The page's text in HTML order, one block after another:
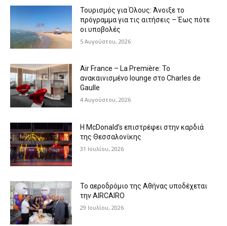
Τουρισμός για Όλους: Άνοιξε το
πρόγραμμα για τις αιτήσεις – Έως πότε
οι υποβολές
5 Αυγούστου, 2026
Air France – La Première: Το
ανακαινισμένο lounge στο Charles de
Gaulle
4 Αυγούστου, 2026
Η McDonald’s επιστρέφει στην καρδιά
της Θεσσαλονίκης
31 Ιουλίου, 2026
Το αεροδρόμιο της Αθήνας υποδέχεται
την AIRCAIRO
29 Ιουλίου, 2026